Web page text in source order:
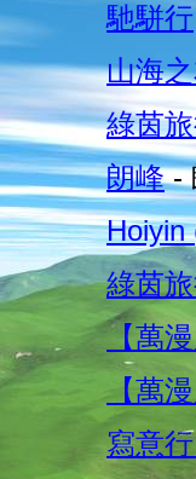
馳駢行
山海
綠茵
朗峰-
Hoiyin
綠茵
【萬
【萬
寫意行